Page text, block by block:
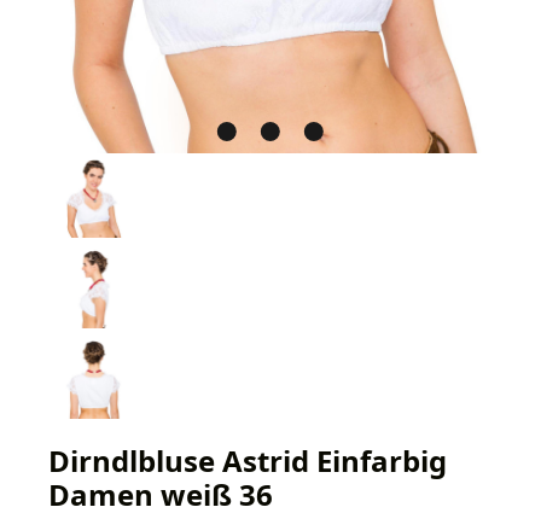
Dirndlbluse Astrid Einfarbig
Damen weiß 36